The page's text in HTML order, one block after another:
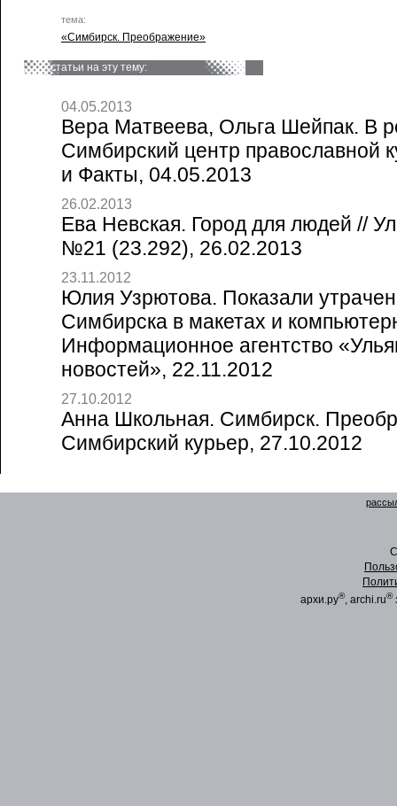
тема:
«Симбирск. Преображение»
статьи на эту тему:
04.05.2013
Вера Матвеева, Ольга Шейпак. В
Симбирский центр православной
и Факты, 04.05.2013
26.02.2013
Ева Невская. Город для людей //
№21 (23.292), 26.02.2013
23.11.2012
Юлия Узрютова. Показали
Симбирска в макетах и
Информационное агентство
новостей», 22.11.2012
27.10.2012
Анна Школьная. Симбирск.
Симбирский курьер, 27.10.2012
архи.ру®, archi.ru®